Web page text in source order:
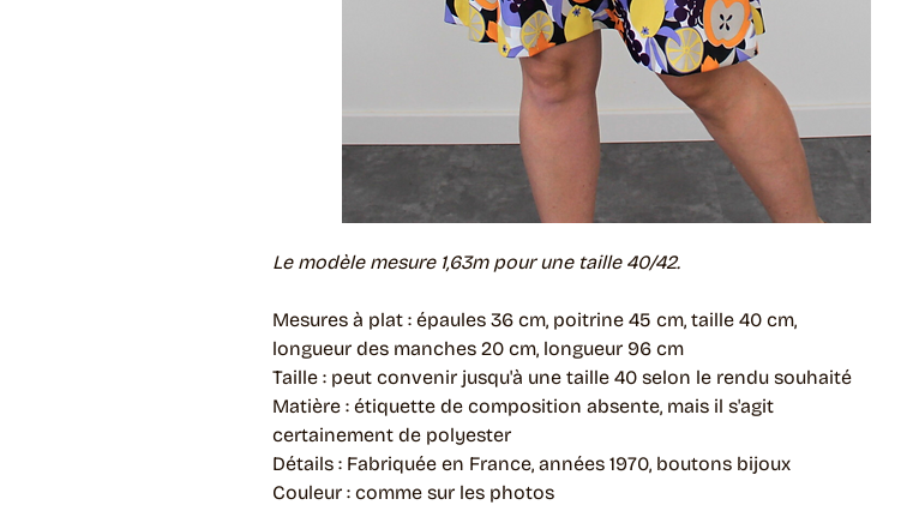
Le modèle mesure 1,63m pour une taille 40/42.
Mesures à plat : épaules 36 cm, poitrine 45 cm, taille 40 cm,
longueur des manches 20 cm, longueur 96 cm
Taille : peut convenir jusqu'à une taille 40 selon le rendu souhaité
Matière : étiquette de composition absente, mais il s'agit
certainement de polyester
Détails : Fabriquée en France, années 1970, boutons bijoux
Couleur : comme sur les photos